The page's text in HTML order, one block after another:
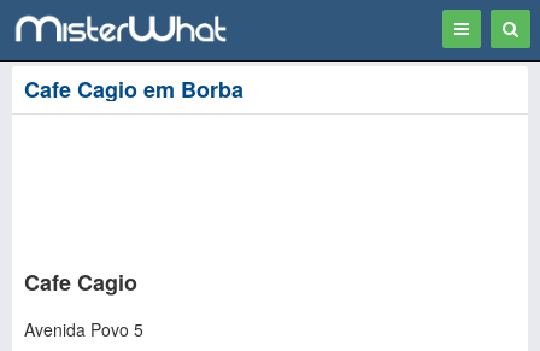
Toggle
navigation
Cafe Cagio em Borba
Cafe Cagio
Avenida Povo 5